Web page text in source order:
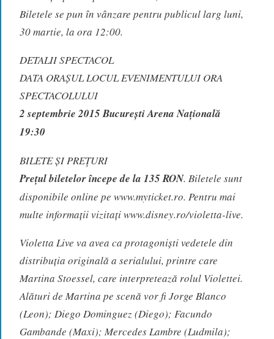
Biletele se pun în vânzare pentru publicul larg luni,
30 martie, la ora 12:00.
DETALII SPECTACOL
DATA ORAȘUL LOCUL EVENIMENTULUI ORA
SPECTACOLULUI
2 septembrie 2015 București Arena Națională
19:30
BILETE ȘI PREȚURI
Prețul biletelor începe de la 135 RON. Biletele sunt
disponibile online pe www.myticket.ro. Pentru mai
multe informații vizitați www.disney.ro/violetta-live.
Violetta Live va avea ca protagoniști vedetele din
distribuția originală a serialului, printre care
Martina Stoessel, care interpretează rolul Violettei.
Alături de Martina pe scenă vor fi Jorge Blanco
(Leon); Diego Dominguez (Diego); Facundo
Gambande (Maxi); Mercedes Lambre (Ludmila);